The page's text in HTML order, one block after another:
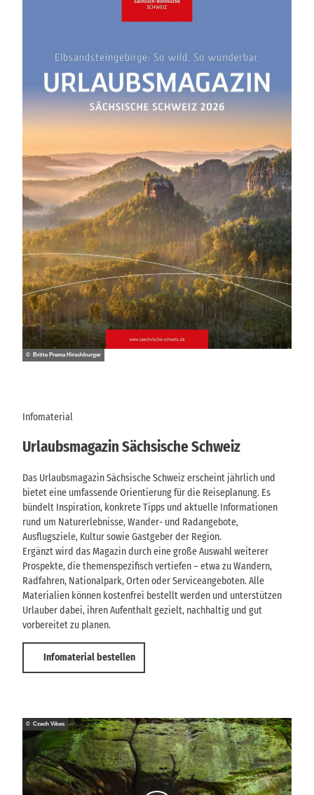
© Britte Prema Hirschburger
Infomaterial
Urlaubsmagazin Sächsische Schweiz
Das Urlaubsmagazin Sächsische Schweiz erscheint jährlich und
bietet eine umfassende Orientierung für die Reiseplanung. Es
bündelt Inspiration, konkrete Tipps und aktuelle Informationen
rund um Naturerlebnisse, Wander- und Radangebote,
Ausflugsziele, Kultur sowie Gastgeber der Region.
Ergänzt wird das Magazin durch eine große Auswahl weiterer
Prospekte, die themenspezifisch vertiefen – etwa zu Wandern,
Radfahren, Nationalpark, Orten oder Serviceangeboten. Alle
Materialien können kostenfrei bestellt werden und unterstützen
Urlauber dabei, ihren Aufenthalt gezielt, nachhaltig und gut
vorbereitet zu planen.
Infomaterial bestellen
© Czech Vibes